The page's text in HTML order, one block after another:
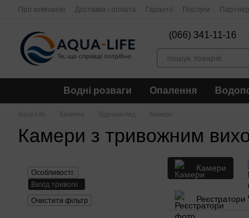
Перейти до основного контенту
Про компанію Доставка і оплата Гарантії Послуги
(066) 341-11-16
Водні розваги Опалення
Aqua-Life Безпека Відеонагляд Камери
Камери з тривожним
Камери
Реєстратори
Особливості:
Вихід тривоги
Очистити фільтр